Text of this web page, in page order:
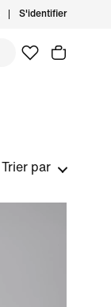
S'identifier
Trier par